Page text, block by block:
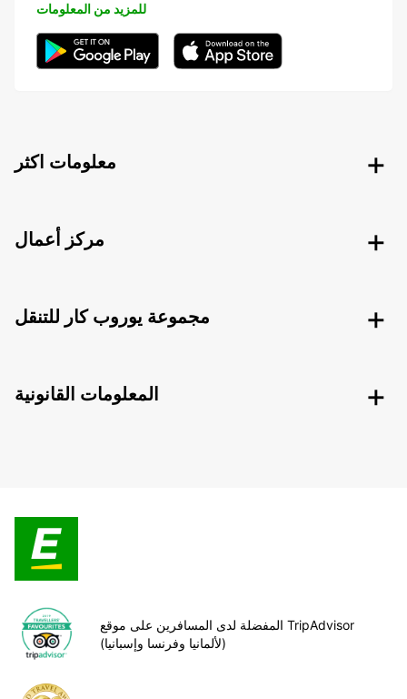
للمزيد من المعلومات
معلومات اكثر
مركز أعمال
مجموعة يوروب كار للتنقل
المعلومات القانونية
المفضلة لدى المسافرين على موقع TripAdvisor
(لألمانيا وفرنسا وإسبانيا)